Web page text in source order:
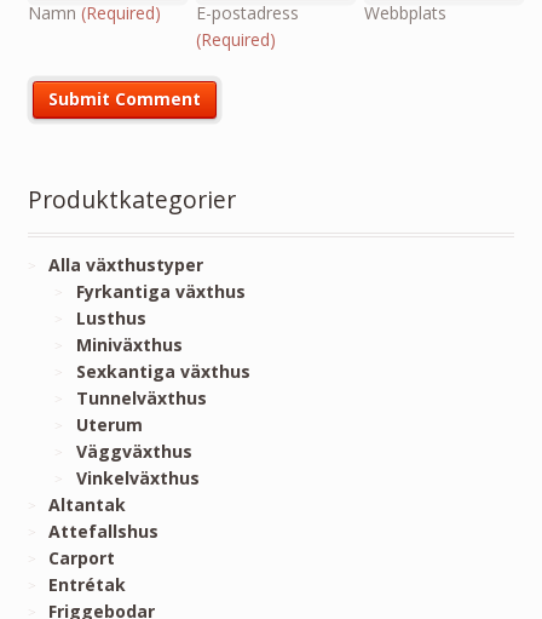
Namn (Required)
E-postadress
(Required)
Webbplats
Produktkategorier
Alla växthustyper
Fyrkantiga växthus
Lusthus
Miniväxthus
Sexkantiga växthus
Tunnelväxthus
Uterum
Väggväxthus
Vinkelväxthus
Altantak
Attefallshus
Carport
Entrétak
Friggebodar